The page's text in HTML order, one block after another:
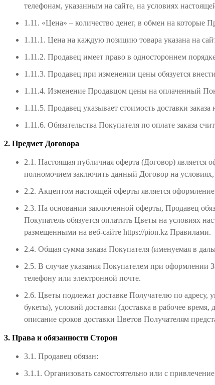
телефонам, указанным на сайте, на условиях
1.11. «Цена» – количество денег, в обмен на которые
1.11.1. Цена на каждую позицию товара указана на
1.11.2. Продавец имеет право в одностороннем
1.11.3. Продавец при изменении цены обязуется
1.11.4. Изменение Продавцом цены на оплаченный
1.11.5. Продавец указывает стоимость доставки
1.11.6. Обязательства Покупателя по оплате заказа
2. Предмет Договора
2.1. Настоящая публичная оферта (Договор)
полномочием заключить данный Договор на
2.2. Акцептом настоящей оферты является
2.3. На основании заключенной оферты, Продавец
Покупатель обязуется оплатить Цветы на условиях
размещенными на веб-сайте https://pion.kz Правилами.
2.4. Общая сумма заказа Покупателя (именуемая в
2.5. В случае указания Покупателем при оформлении
телефону или электронной почте.
2.6. Цветы подлежат доставке Получателю по адресу,
букеты), условий доставки (доставка в рабочее
описание сроков доставки Цветов Получателям
3. Права и обязанности Сторон
3.1. Продавец обязан:
3.1.1. Организовать самостоятельно или с